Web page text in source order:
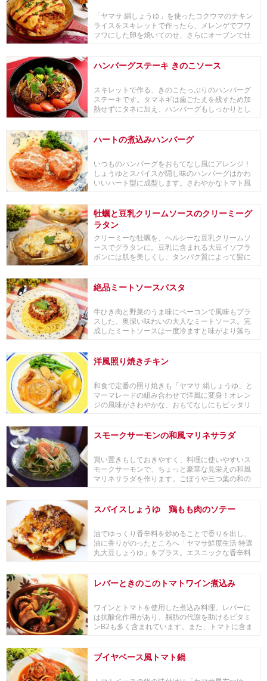
「ヤマサ 絹しょうゆ」を使ったコクウマのチキン
ライスをスキレットで作ったら、メレンゲでフワ
フワにした卵を焼いてのせ、さらにオーブンで仕
ハンバーグステーキ きのこソース
スキレットで作る、きのこたっぷりのハンバーグ
ステーキです。タマネギは歯ごたえを残すため加
熱せずにタネに加え、ハンバーグもしっかりとし
ハートの煮込みハンバーグ
いつものハンバーグをおもてなし風にアレンジ！
しょうゆとスパイスが隠し味のハンバーグはかわ
いいハート型に成型します。さわやかなトマト風
牡蠣と豆乳クリームソースのクリーミーグ
ラタン
クリーミーな牡蠣を、ヘルシーな豆乳クリームソ
ースでグラタンに。豆乳に含まれる大豆イソフラ
ボンには肌を美しくし、タンパク質によって髪に
絶品ミートソースパスタ
牛ひき肉と野菜のうま味にベーコンで風味もプラ
スした、奥深い味わいの大人なミートソース。完
成したミートソースは一度冷ますと味がより落ち
洋風照り焼きチキン
和食で定番の照り焼きも「ヤマサ 絹しょうゆ」と
マーマレードの組み合わせで洋風に変身！オレン
ジの風味がさわやかな、おもてなしにもピッタリ
スモークサーモンの和風マリネサラダ
買い置きもしておきやすく、料理に使いやすいス
モークサーモンで、ちょっと豪華な見栄えの和風
マリネサラダを作ります。ごぼうや三つ葉の和の
スパイスしょうゆ 鶏もも肉のソテー
油でゆっくり香辛料を炒めることで香りを出し、
油に香りがのったところへ「ヤマサ鮮度生活 特選
丸大豆しょうゆ」をプラス。エスニックな香辛料
レバーときのこのトマトワイン煮込み
ワインとトマトを使用した煮込み料理。レバーに
は抗酸化作用があり、脂肪の代謝を助けるビタミ
ンB2も多く含まれています。また、トマトに含ま
ブイヤベース風トマト鍋